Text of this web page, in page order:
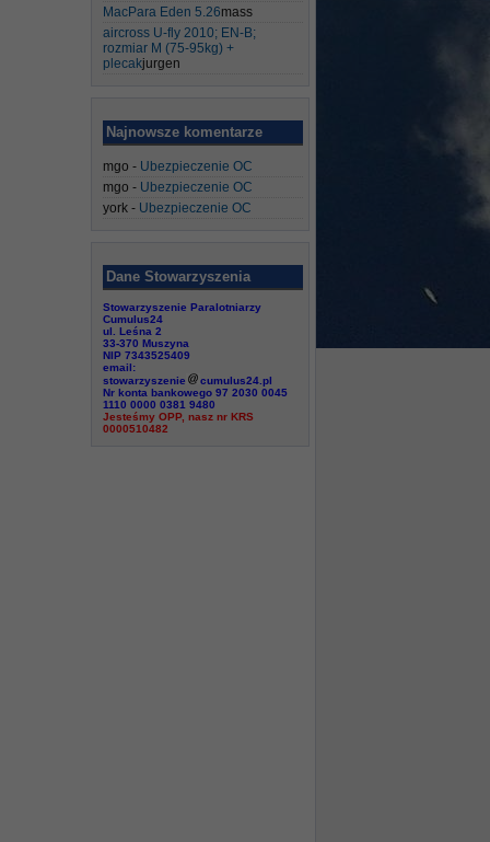
MacPara Eden 5.26mass
aircross U-fly 2010; EN-B;
rozmiar M (75-95kg) +
plecakjurgen
Najnowsze komentarze
mgo - Ubezpieczenie OC
mgo - Ubezpieczenie OC
york - Ubezpieczenie OC
Dane Stowarzyszenia
Stowarzyszenie Paralotniarzy
Cumulus24
ul. Leśna 2
33-370 Muszyna
NIP 7343525409
email:
stowarzyszenie
cumulus24.pl
Nr konta bankowego 97 2030 0045
1110 0000 0381 9480
Jesteśmy OPP, nasz nr KRS
0000510482